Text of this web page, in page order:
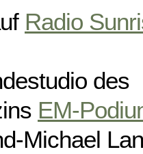
Radio
des
EM-
Michael